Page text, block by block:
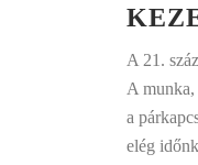
A 21.
A munka,
a
elég